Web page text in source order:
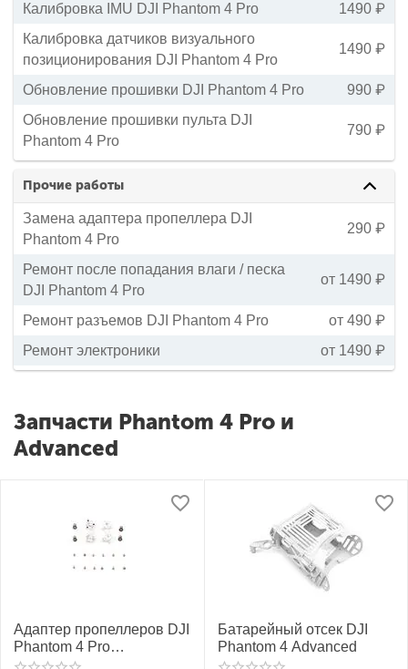
Калибровка IMU DJI Phantom 4 Pro
1490 ₽
Калибровка датчиков визуального
позиционирования DJI Phantom 4 Pro
1490 ₽
Обновление прошивки DJI Phantom 4 Pro
990 ₽
Обновление прошивки пульта DJI
Phantom 4 Pro
790 ₽
Прочие работы
Замена адаптера пропеллера DJI
Phantom 4 Pro
290 ₽
Ремонт после попадания влаги / песка
DJI Phantom 4 Pro
от 1490 ₽
Ремонт разъемов DJI Phantom 4 Pro
от 490 ₽
Ремонт электроники
от 1490 ₽
Запчасти Phantom 4 Pro и
Advanced
Адаптер пропеллеров DJI
Phantom 4 Pro
(2CW+2CCW) (DJI Part 4)
Батарейный отсек DJI
Phantom 4 Advanced